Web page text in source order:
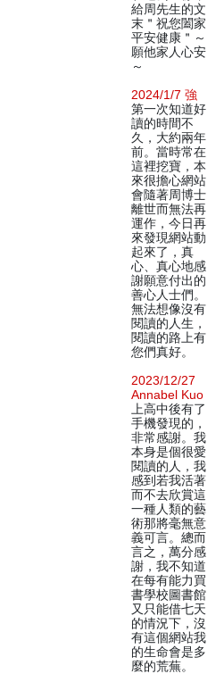
給周先生的文
末＂祝您闔家
平安健康＂～
願他家人心安
～
2024/1/7 強
第一次知道好
讀的時間不
久，大約兩年
前。當時常在
這裡挖寶，本
來很擔心網站
會隨著周博士
離世而無法再
運作，今日再
來發現網站動
起來了，真
心、真心地感
謝願意付出的
善心人士們。
無法想像沒有
閱讀的人生，
閱讀的路上有
您們真好。
2023/12/27
Annabel Kuo
上高中後有了
手機發現的，
非常感謝。我
本身是個很愛
閱讀的人，我
感到若我活著
而不去欣賞這
一種人類的藝
術那將毫無意
義可言。總而
言之，萬分感
謝，我不知道
在每有能力買
書學校圖書館
又只能借七天
的情況下，沒
有這個網站我
的生命會是多
麼的荒蕪。